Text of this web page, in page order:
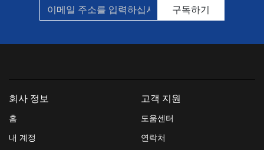
구독하기
회사 정보
홈
내 계정
고객 지원
도움센터
연락처